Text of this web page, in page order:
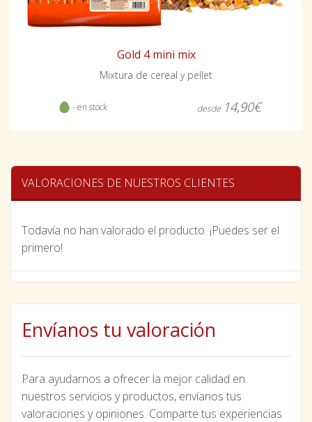
Gold 4 mini mix
Mixtura de cereal y pellet
- en stock desde 14,90€
VALORACIONES DE NUESTROS CLIENTES
Todavía no han valorado el producto. ¡Puedes ser el
primero!
Envíanos tu valoración
Para ayudarnos a ofrecer la mejor calidad en
nuestros servicios y productos, envíanos tus
valoraciones y opiniones. Comparte tus experiencias